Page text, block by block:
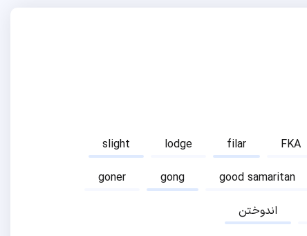
slight lodge filar FKA
goner
gong good samaritan
اندوختن